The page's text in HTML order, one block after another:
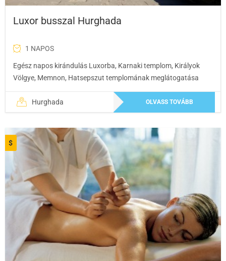
Luxor busszal Hurghada
1 NAPOS
Egész napos kirándulás Luxorba, Karnaki templom, Királyok
Völgye, Memnon, Hatsepszut templomának meglátogatása
Hurghada OLVASS TOVÁBB
$